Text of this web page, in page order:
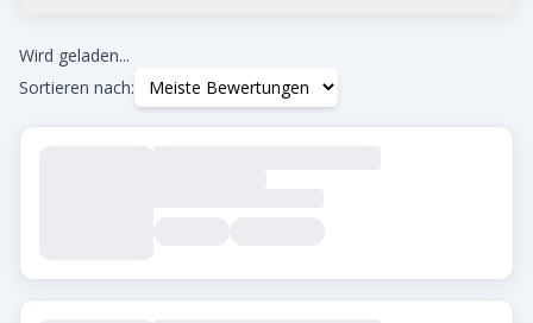
Tags
Wird geladen...
Sortieren nach: